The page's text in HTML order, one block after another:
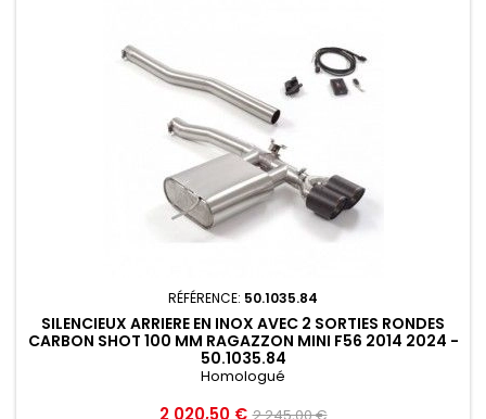
RÉFÉRENCE: 50.1035.84
SILENCIEUX ARRIERE EN INOX AVEC 2 SORTIES RONDES
CARBON SHOT 100 MM RAGAZZON MINI F56 2014 2024 -
50.1035.84
Homologué
Prix
2 020,50 € Prix